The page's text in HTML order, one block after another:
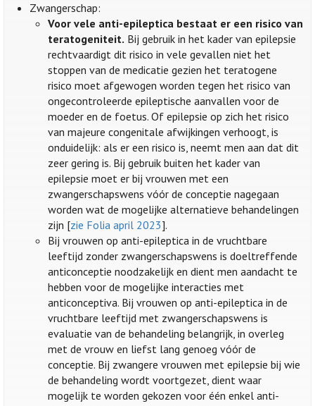
Zwangerschap:
Voor vele anti-epileptica bestaat er een risico van
teratogeniteit. Bij gebruik in het kader van epilepsie
rechtvaardigt dit risico in vele gevallen niet het
stoppen van de medicatie gezien het teratogene
risico moet afgewogen worden tegen het risico van
ongecontroleerde epileptische aanvallen voor de
moeder en de foetus. Of epilepsie op zich het risico
van majeure congenitale afwijkingen verhoogt, is
onduidelijk: als er een risico is, neemt men aan dat dit
zeer gering is. Bij gebruik buiten het kader van
epilepsie moet er bij vrouwen met een
zwangerschapswens vóór de conceptie nagegaan
worden wat de mogelijke alternatieve behandelingen
zijn [zie Folia april 2023].
Bij vrouwen op anti-epileptica in de vruchtbare
leeftijd zonder zwangerschapswens is doeltreffende
anticonceptie noodzakelijk en dient men aandacht te
hebben voor de mogelijke interacties met
anticonceptiva. Bij vrouwen op anti-epileptica in de
vruchtbare leeftijd met zwangerschapswens is
evaluatie van de behandeling belangrijk, in overleg
met de vrouw en liefst lang genoeg vóór de
conceptie. Bij zwangere vrouwen met epilepsie bij wie
de behandeling wordt voortgezet, dient waar
mogelijk te worden gekozen voor één enkel anti-